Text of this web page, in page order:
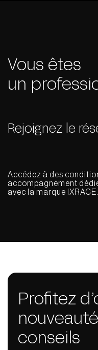
Vous êtes
un
Rejoignez le
Accédez à des
accompagnement
avec la marque IXRACE.
Profitez
conseils